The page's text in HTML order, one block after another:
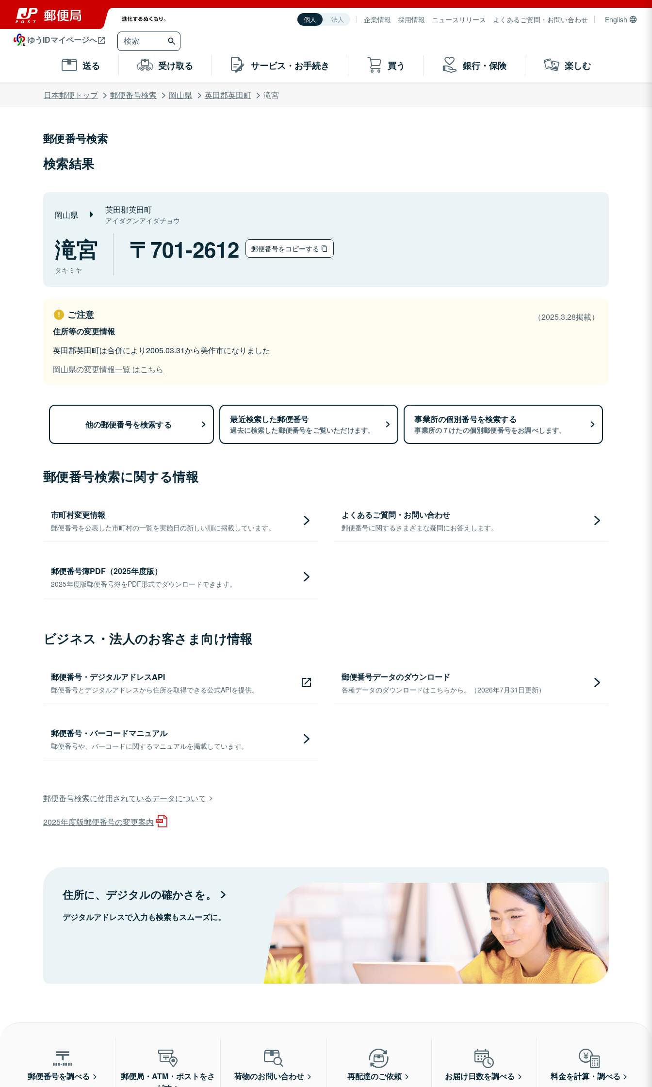
個人 法人 企業情報 採用情報 ニュースリリース よくあるご質問・お問い合わせ English
ゆうIDマイページへ
送る 受け取る サービス・お手続き 買う 銀行・保険 楽しむ
日本郵便トップ 郵便番号検索 岡山県 英田郡英田町 滝宮
郵便番号検索
検索結果
岡山県 英田郡英田町
アイダグンアイダチョウ
滝宮
タキミヤ
701-2612 郵便番号をコピーする
ご注意
（2025.3.28掲載）
住所等の変更情報
英田郡英田町は合併により2005.03.31から美作市になりました
岡山県の変更情報一覧 はこちら
他の郵便番号を検索する 最近検索した郵便番号
過去に検索した郵便番号をご覧いただけます。
事業所の個別番号を検索する
事業所の７けたの個別郵便番号をお調べします。
郵便番号検索に関する情報
市町村変更情報
郵便番号を公表した市町村の一覧を実施日の新しい順に掲載しています。
よくあるご質問・お問い合わせ
郵便番号に関するさまざまな疑問にお答えします。
郵便番号簿PDF（2025年度版）
2025年度版郵便番号簿をPDF形式でダウンロードできます。
ビジネス・法人のお客さま向け情報
郵便番号・デジタルアドレスAPI
郵便番号とデジタルアドレスから住所を取得できる公式APIを提供。
郵便番号データのダウンロード
各種データのダウンロードはこちらから。（2026年7月31日更新）
郵便番号・バーコードマニュアル
郵便番号や、バーコードに関するマニュアルを掲載しています。
郵便番号検索に使用されているデータについて
2025年度版郵便番号の変更案内
住所に、デジタルの確かさを。
デジタルアドレスで入力も検索もスムーズに。
郵便番号を調べる
郵便局・ATM・ポストをさ
荷物のお問い合わせ 再配達のご依頼 お届け日数を調べる 料金を計算・調べる